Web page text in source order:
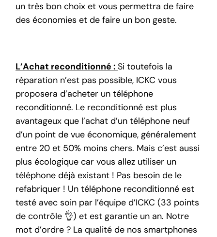
un très bon choix et vous permettra de faire
des économies et de faire un bon geste.
L’Achat reconditionné : Si toutefois la
réparation n’est pas possible, ICKC vous
proposera d’acheter un téléphone
reconditionné. Le reconditionné est plus
avantageux que l’achat d’un téléphone neuf
d’un point de vue économique, généralement
entre 20 et 50% moins chers. Mais c’est aussi
plus écologique car vous allez utiliser un
téléphone déjà existant ! Pas besoin de le
refabriquer ! Un téléphone reconditionné est
testé avec soin par l’équipe d’ICKC (33 points
de contrôle 👌) et est garantie un an. Notre
mot d’ordre ? La qualité de nos smartphones